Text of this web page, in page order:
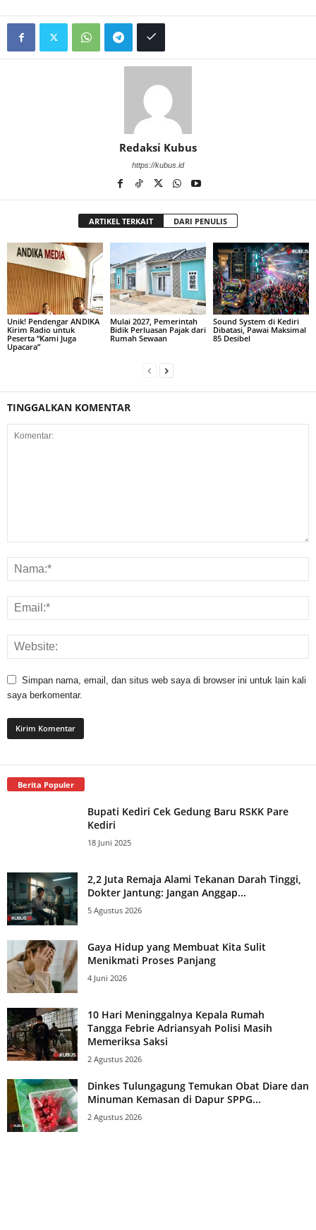
Redaksi Kubus
https://kubus.id
ARTIKEL TERKAIT DARI PENULIS
Unik! Pendengar ANDIKA
Kirim Radio untuk
Peserta “Kami Juga
Upacara”
Mulai 2027, Pemerintah
Bidik Perluasan Pajak dari
Rumah Sewaan
Sound System di Kediri
Dibatasi, Pawai Maksimal
85 Desibel
TINGGALKAN KOMENTAR
Simpan nama, email, dan situs web saya di browser ini untuk lain kali
saya berkomentar.
Berita Populer
Bupati Kediri Cek Gedung Baru RSKK Pare
Kediri
18 Juni 2025
2,2 Juta Remaja Alami Tekanan Darah Tinggi,
Dokter Jantung: Jangan Anggap...
5 Agustus 2026
Gaya Hidup yang Membuat Kita Sulit
Menikmati Proses Panjang
4 Juni 2026
10 Hari Meninggalnya Kepala Rumah
Tangga Febrie Adriansyah Polisi Masih
Memeriksa Saksi
2 Agustus 2026
Dinkes Tulungagung Temukan Obat Diare dan
Minuman Kemasan di Dapur SPPG...
2 Agustus 2026